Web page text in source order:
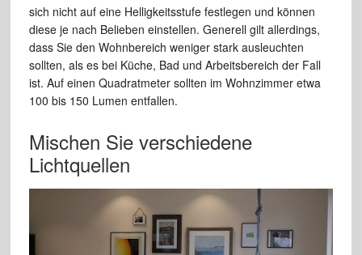
sich nicht auf eine Helligkeitsstufe festlegen und können
diese je nach Belieben einstellen. Generell gilt allerdings,
dass Sie den Wohnbereich weniger stark ausleuchten
sollten, als es bei Küche, Bad und Arbeitsbereich der Fall
ist. Auf einen Quadratmeter sollten im Wohnzimmer etwa
100 bis 150 Lumen entfallen.
Mischen Sie verschiedene
Lichtquellen